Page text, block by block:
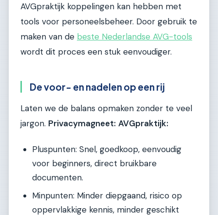
AVGpraktijk koppelingen kan hebben met
tools voor personeelsbeheer. Door gebruik te
maken van de beste Nederlandse AVG-tools
wordt dit proces een stuk eenvoudiger.
De voor- en nadelen op een rij
Laten we de balans opmaken zonder te veel
jargon. Privacymagneet: AVGpraktijk:
Pluspunten: Snel, goedkoop, eenvoudig
voor beginners, direct bruikbare
documenten.
Minpunten: Minder diepgaand, risico op
oppervlakkige kennis, minder geschikt